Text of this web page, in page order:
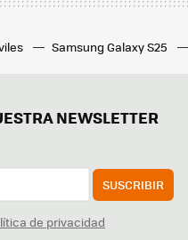
Samsung Galaxy S25
NEWSLETTER
SUSCRIBIR
de privacidad